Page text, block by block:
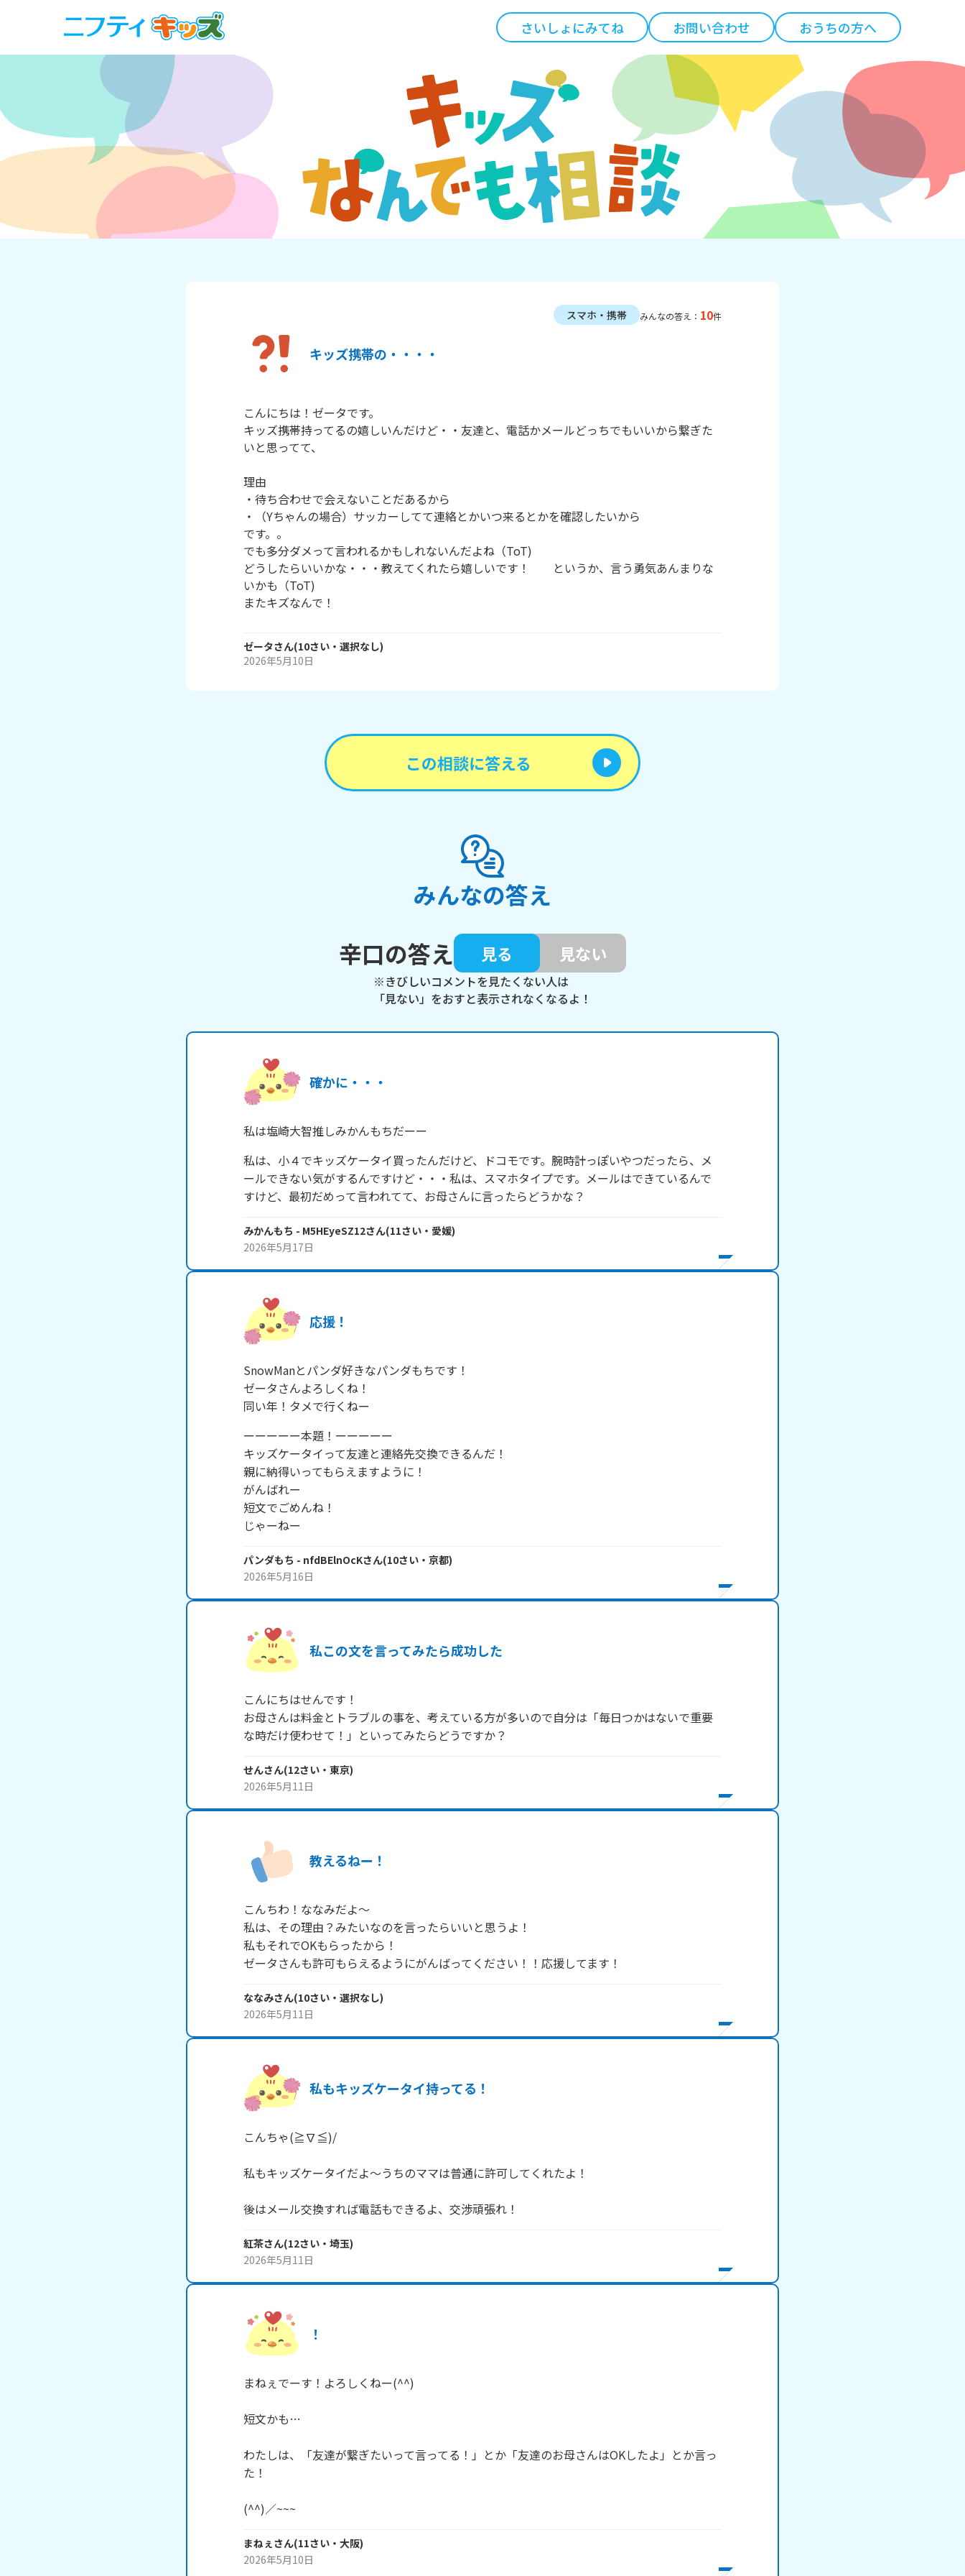
さいしょにみてね お問い合わせ おうちの方へ
スマホ・携帯 みんなの答え： 10件
キッズ携帯の・・・・
こんにちは！ゼータです。
キッズ携帯持ってるの嬉しいんだけど・・友達と、電話かメールどっちでもいいから繋ぎた
いと思ってて、
理由
・待ち合わせで会えないことだあるから
・（Yちゃんの場合）サッカーしてて連絡とかいつ来るとかを確認したいから
です。。
でも多分ダメって言われるかもしれないんだよね（ToT)
どうしたらいいかな・・・教えてくれたら嬉しいです！　　というか、言う勇気あんまりな
いかも（ToT)
またキズなんで！
ゼータさん(10さい・ 選択なし)
2026年5月10日
この相談に答える
みんなの答え
辛口の答え
見る 見ない
※きびしいコメントを見たくない人は
「見ない」をおすと表示されなくなるよ！
確かに・・・
私は塩崎大智推しみかんもちだーー
私は、小４でキッズケータイ買ったんだけど、ドコモです。腕時計っぽいやつだったら、メ
ールできない気がするんですけど・・・私は、スマホタイプです。メールはできているんで
すけど、最初だめって言われてて、お母さんに言ったらどうかな？
みかんもち - M5HEyeSZ12さん(11さい・ 愛媛)
2026年5月17日
応援！
SnowManとパンダ好きなパンダもちです！
ゼータさんよろしくね！
同い年！タメで行くねー
ーーーーー本題！ーーーーー
キッズケータイって友達と連絡先交換できるんだ！
親に納得いってもらえますように！
がんばれー
短文でごめんね！
じゃーねー
パンダもち - nfdBElnOcKさん(10さい・ 京都)
2026年5月16日
私この文を言ってみたら成功した
こんにちはせんです！
お母さんは料金とトラブルの事を、考えている方が多いので自分は「毎日つかはないで重要
な時だけ使わせて！」といってみたらどうですか？
せんさん(12さい・ 東京)
2026年5月11日
教えるねー！
こんちわ！ななみだよ～
私は、その理由？みたいなのを言ったらいいと思うよ！
私もそれでOKもらったから！
ゼータさんも許可もらえるようにがんばってください！！応援してます！
ななみさん(10さい・ 選択なし)
2026年5月11日
私もキッズケータイ持ってる！
こんちゃ(≧∇≦)/
私もキッズケータイだよ～うちのママは普通に許可してくれたよ！
後はメール交換すれば電話もできるよ、交渉頑張れ！
紅茶さん(12さい・ 埼玉)
2026年5月11日
！
まねぇでーす！よろしくねー(^^)
短文かも…
わたしは、「友達が繋ぎたいって言ってる！」とか「友達のお母さんはOKしたよ」とか言っ
た！
(^^)／~~~
まねぇさん(11さい・ 大阪)
2026年5月10日